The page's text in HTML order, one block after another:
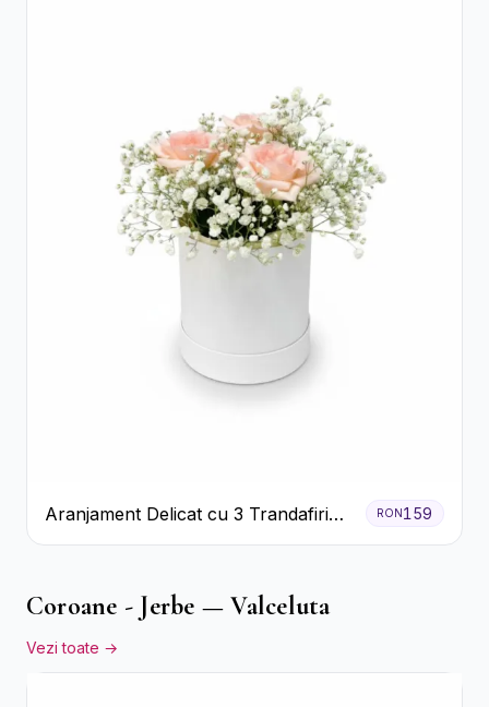
Aranjament Delicat cu 3 Trandafiri
Roz în Cutie Albă
RON159
Coroane - Jerbe — Valceluta
Vezi toate →